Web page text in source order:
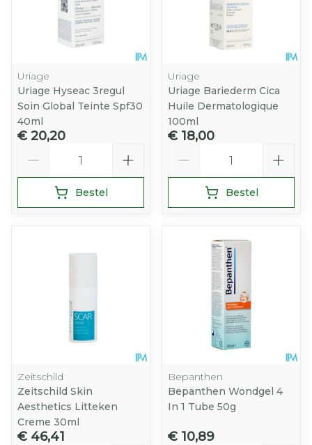
Uriage
Uriage Hyseac 3regul
Soin Global Teinte Spf30
40ml
€ 20,20
Bestel
Uriage
Uriage Bariederm Cica
Huile Dermatologique
100ml
€ 18,00
Bestel
Zeitschild
Zeitschild Skin
Aesthetics Litteken
Creme 30ml
€ 46,41
Bepanthen
Bepanthen Wondgel 4
In 1 Tube 50g
€ 10,89